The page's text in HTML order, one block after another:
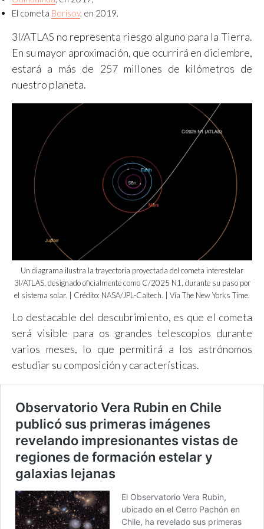
El cometa Borisov, en 2019.
3I/ATLAS no representa riesgo alguno para la Tierra.
En su mayor aproximación, que ocurrirá en diciembre,
estará a más de 257 millones de kilómetros de
nuestro planeta.
Un diagrama ilustra la trayectoria proyectada del cometa interestelar
3I/ATLAS, designado oficialmente como C/2025 N1, durante su paso por
el sistema solar. | Crédito: NASA/JPL-Caltech. | Vía The New Yorks Time.
Lo destacable del descubrimiento, es que el cometa
será visible para os grandes telescopios durante
varios meses, lo que permitirá a los astrónomos
estudiar su composición y características.